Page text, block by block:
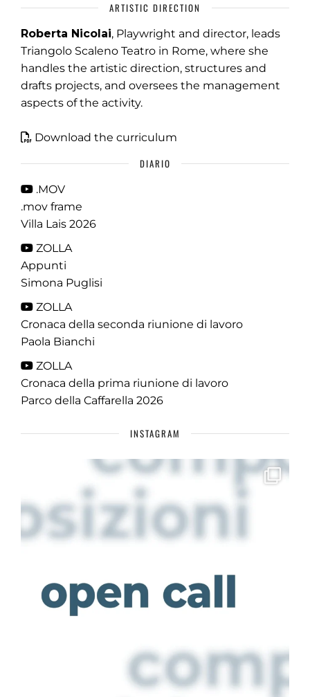
ARTISTIC DIRECTION
Roberta Nicolai, Playwright and director, leads
Triangolo Scaleno Teatro in Rome, where she
handles the artistic direction, structures and
drafts projects, and oversees the management
aspects of the activity.
Download the curriculum
DIARIO
.MOV
.mov frame
Villa Lais 2026
ZOLLA
Appunti
Simona Puglisi
ZOLLA
Cronaca della seconda riunione di lavoro
Paola Bianchi
ZOLLA
Cronaca della prima riunione di lavoro
Parco della Caffarella 2026
INSTAGRAM